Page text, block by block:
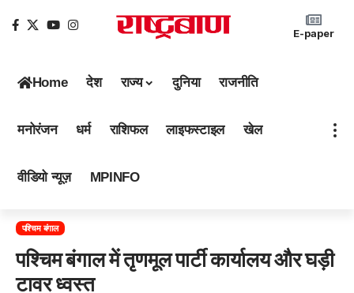
E-paper
Home देश राज्य दुनिया राजनीति
मनोरंजन धर्म राशिफल लाइफस्टाइल खेल
वीडियो न्यूज़ MPINFO
पश्चिम बंगाल
पश्चिम बंगाल में तृणमूल पार्टी कार्यालय और घड़ी
टावर ध्वस्त